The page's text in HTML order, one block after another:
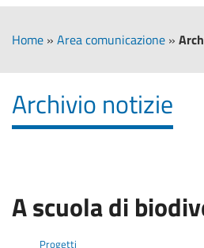
Home » Area comunicazione »
Archivio notizie
A scuola di
Progetti